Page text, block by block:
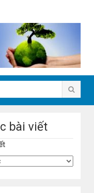
bài viết